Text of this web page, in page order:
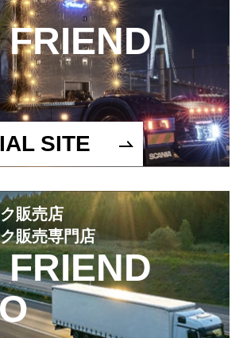
SITE
販売店
販売専門店